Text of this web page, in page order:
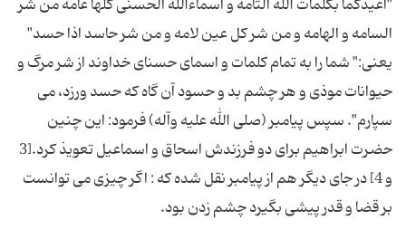
"اعیذكما بكلمات الله التامه و اسماءالله الحسنی كلها عامه من شر
السامه و الهامه و من شر كل عین لامه و من شر حاسد اذا حسد"
یعنی:" شما را به تمام كلمات و اسمای حسنای خداوند از شر مرگ و
حیوانات موذی و هر چشم بد و حسود آن گاه كه حسد ورزد، می
سپارم". سپس پیامبر (صلی الله علیه وآله) فرمود: این چنین
حضرت ابراهیم برای دو فرزندش اسحاق و اسماعیل تعویذ كرد.[3
و 4] در جای دیگر هم از پیامبر نقل شده که : اگر چیزی می توانست